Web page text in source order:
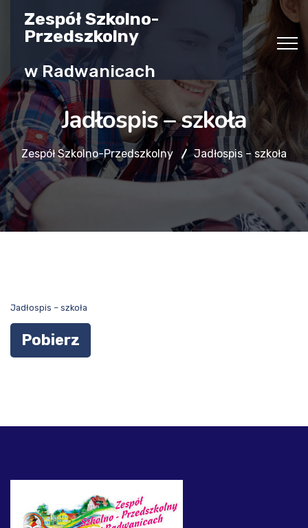
Zespół Szkolno-
Przedszkolny
w Radwanicach
Jadłospis – szkoła
Zespół Szkolno-Przedszkolny Jadłospis – szkoła
Jadłospis – szkoła
Pobierz